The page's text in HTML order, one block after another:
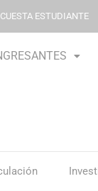
ESTUDIANTE